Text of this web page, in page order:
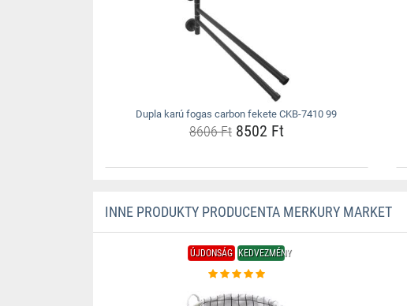
Dupla karú fogas carbon fekete CKB-7410 99
8606 Ft8502 Ft
INNE PRODUKTY PRODUCENTA MERKURY MARKET
ÚJDONSÁG KEDVEZMÉNY